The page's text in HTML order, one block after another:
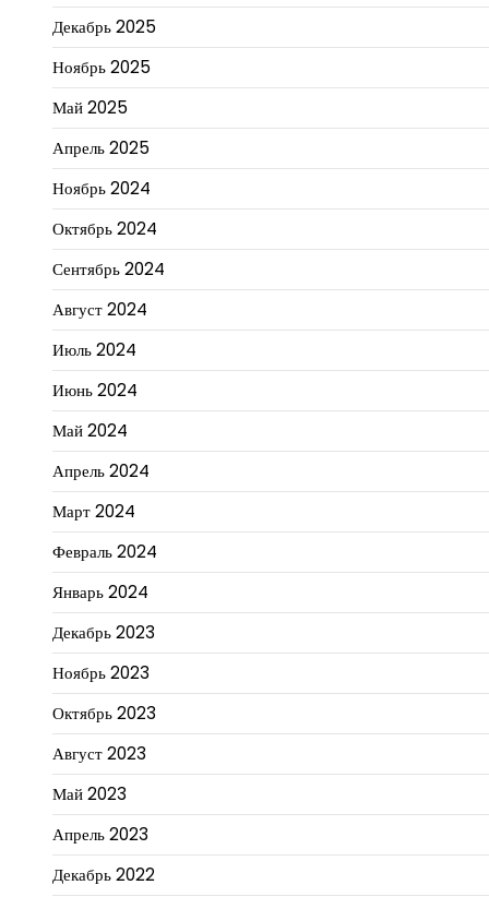
Декабрь 2025
Ноябрь 2025
Май 2025
Апрель 2025
Ноябрь 2024
Октябрь 2024
Сентябрь 2024
Август 2024
Июль 2024
Июнь 2024
Май 2024
Апрель 2024
Март 2024
Февраль 2024
Январь 2024
Декабрь 2023
Ноябрь 2023
Октябрь 2023
Август 2023
Май 2023
Апрель 2023
Декабрь 2022